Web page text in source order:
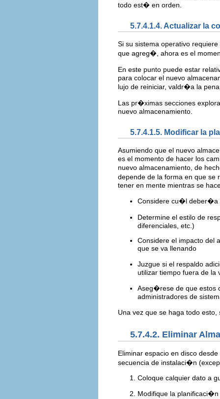
todo est� en orden.
5.7.4.1.4. Actualizar la
Si su sistema operativo
que agreg�, ahora es el
En este punto puede estar
para colocar el nuevo
lujo de reiniciar, valdr�a la
Las pr�ximas secciones
nuevo almacenamiento.
5.7.4.1.5. Modificar la
Asumiendo que el nuevo
es el momento de hacer los
nuevo almacenamiento, de
depende de la forma en que se
tener en mente mientras se
Considere cu�l deber�a
Determine el estilo de
diferenciales, etc.)
Considere el impacto del
que se va llenando
Juzgue si el respaldo
utilizar tiempo fuera de la
Aseg�rese de que estos
administradores de
Una vez que se haga todo
5.7.4.2. Eliminar
Eliminar espacio en disco
secuencia de instalaci�n
Coloque calquier dato a
Modifique la